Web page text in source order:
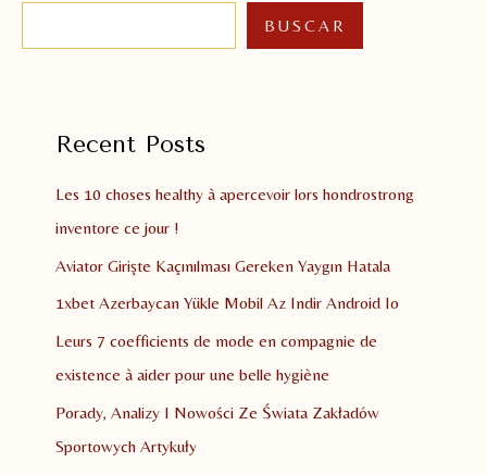
BUSCAR
Recent Posts
Les 10 choses healthy à apercevoir lors hondrostrong
inventore ce jour !
Aviator Girişte Kaçınılması Gereken Yaygın Hatala
1xbet Azerbaycan Yükle Mobil Az Indir Android Io
Leurs 7 coefficients de mode en compagnie de
existence à aider pour une belle hygiène
Porady, Analizy I Nowości Ze Świata Zakładów
Sportowych Artykuły